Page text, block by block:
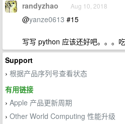
randyzhao Aug 10, 2018
@yanze0613 #15
写写 python 应该还好吧。。。
Support
› 根据产品序列号查看状态
有用链接
› Apple 产品更新周期
› Other World Computing 性能升级